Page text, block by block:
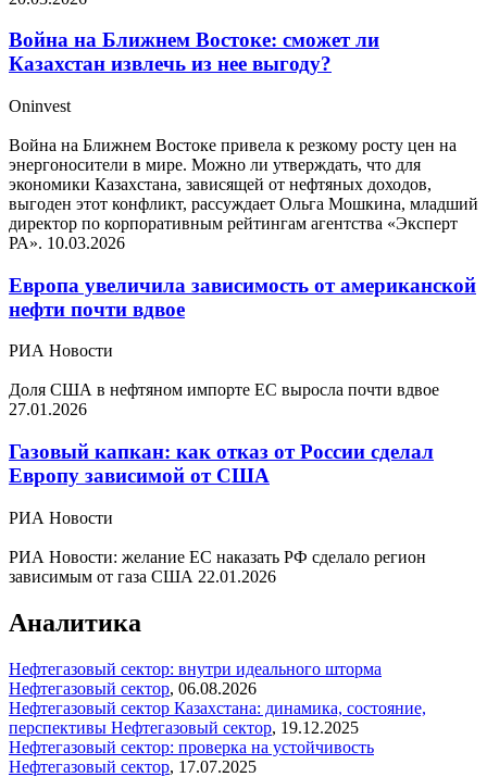
Война на Ближнем Востоке: сможет ли
Казахстан извлечь из нее выгоду?
Oninvest
Война на Ближнем Востоке привела к резкому росту цен на
энергоносители в мире. Можно ли утверждать, что для
экономики Казахстана, зависящей от нефтяных доходов,
выгоден этот конфликт, рассуждает Ольга Мошкина, младший
директор по корпоративным рейтингам агентства «Эксперт
РА». 10.03.2026
Европа увеличила зависимость от американской
нефти почти вдвое
РИА Новости
Доля США в нефтяном импорте ЕС выросла почти вдвое
27.01.2026
Газовый капкан: как отказ от России сделал
Европу зависимой от США
РИА Новости
РИА Новости: желание ЕС наказать РФ сделало регион
зависимым от газа США 22.01.2026
Аналитика
Нефтегазовый сектор: внутри идеального шторма
Нефтегазовый сектор, 06.08.2026
Нефтегазовый сектор Казахстана: динамика, состояние,
перспективы Нефтегазовый сектор, 19.12.2025
Нефтегазовый сектор: проверка на устойчивость
Нефтегазовый сектор, 17.07.2025